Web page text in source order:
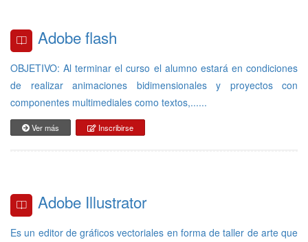
Adobe flash
OBJETIVO: Al terminar el curso el alumno estará en condiciones
de realizar animaciones bidimensionales y proyectos con
componentes multimediales como textos,......
Ver más Inscribirse
Adobe Illustrator
Es un editor de gráficos vectoriales en forma de taller de arte que